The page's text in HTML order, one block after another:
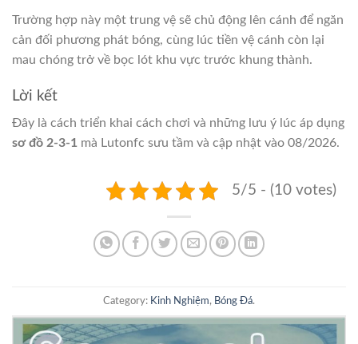
Trường hợp này một trung vệ sẽ chủ động lên cánh để ngăn
cản đối phương phát bóng, cùng lúc tiền vệ cánh còn lại
mau chóng trở về bọc lót khu vực trước khung thành.
Lời kết
Đây là cách triển khai cách chơi và những lưu ý lúc áp dụng
sơ đồ 2-3-1 mà Lutonfc sưu tầm và cập nhật vào 08/2026.
5/5 - (10 votes)
Category: Kinh Nghiệm, Bóng Đá.